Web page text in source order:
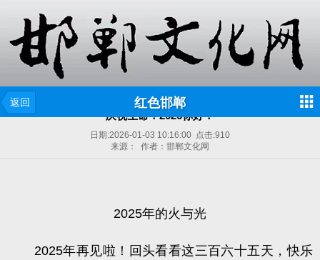
返回 红色邯郸
庆祝生命！2026你好！
日期:2026-01-03 10:16:00 点击:910
来源： 作者：邯郸文化网
2025年的火与光
2025年再见啦！回头看看这三百六十五天，快乐